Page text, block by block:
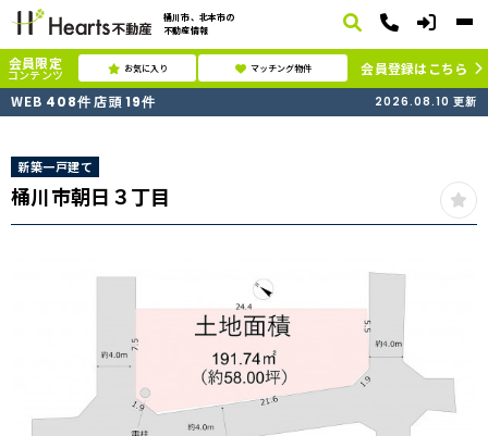
桶川市、北本市の
不動産情報
会員限定
コンテンツ お気に入り マッチング物件
会員登録はこちら
WEB 408件 店頭19件 2026.08.10 更新
新築一戸建て
桶川市朝日３丁目